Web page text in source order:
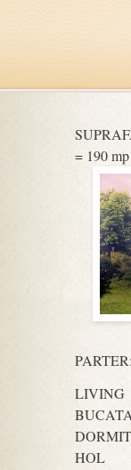
= 190 mp
PARTER:
LIVING
HOL